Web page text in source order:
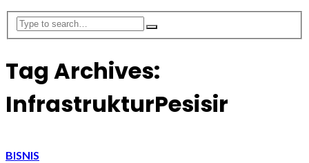
Tag Archives:
InfrastrukturPesisir
BISNIS